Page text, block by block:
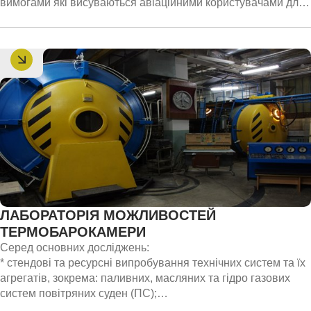
вимогами які висуваються авіаційними користувачами для
обладнання, яке встановлюється в аеропортах, на борту
літаків, БпЛА, впливу РЕБ. Дослідження аналізу повної
втрати навігаційних даних, як вчасно визначити вхід в зону
впливу завад виконуються не теоретично, а із
застосуванням реальних супутникових сигналів.
ЛАБОРАТОРІЯ МОЖЛИВОСТЕЙ
ТЕРМОБАРОКАМЕРИ
Серед основних досліджень:
* стендові та ресурсні випробування технічних систем та їх
агрегатів, зокрема: паливних, масляних та гідро газових
систем повітряних суден (ПС);